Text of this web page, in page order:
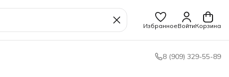
ИзбранноеВойтиКорзина
8 (909) 329-55-89